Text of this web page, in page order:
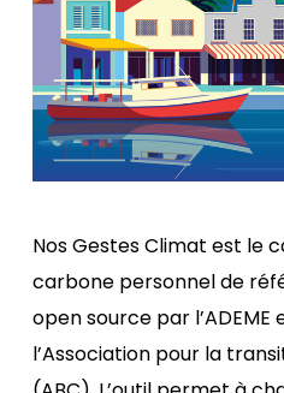
Nos Gestes Climat est le
carbone personnel de
open source par
l’Association pour la